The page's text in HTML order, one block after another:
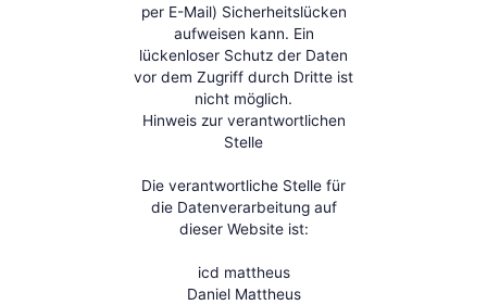
per E-Mail) Sicherheitslücken
aufweisen kann. Ein
lückenloser Schutz der Daten
vor dem Zugriff durch Dritte ist
nicht möglich.
Hinweis zur verantwortlichen
Stelle
Die verantwortliche Stelle für
die Datenverarbeitung auf
dieser Website ist:
icd mattheus
Daniel Mattheus